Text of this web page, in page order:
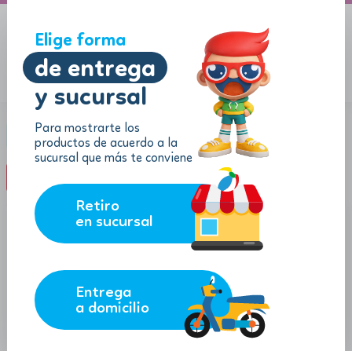
Elige forma
de entrega
y sucursal
Para mostrarte los
productos de acuerdo a la
sucursal que más te conviene
Retiro
en sucursal
Entrega
a domicilio
Categoría:Castillos
13.70 $43.99
39.59